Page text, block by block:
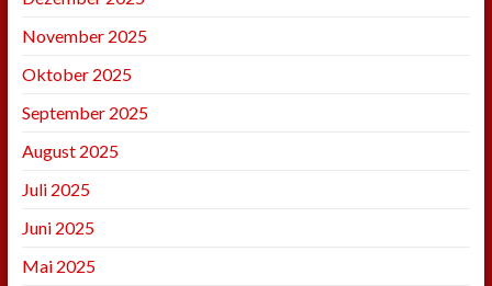
November 2025
Oktober 2025
September 2025
August 2025
Juli 2025
Juni 2025
Mai 2025